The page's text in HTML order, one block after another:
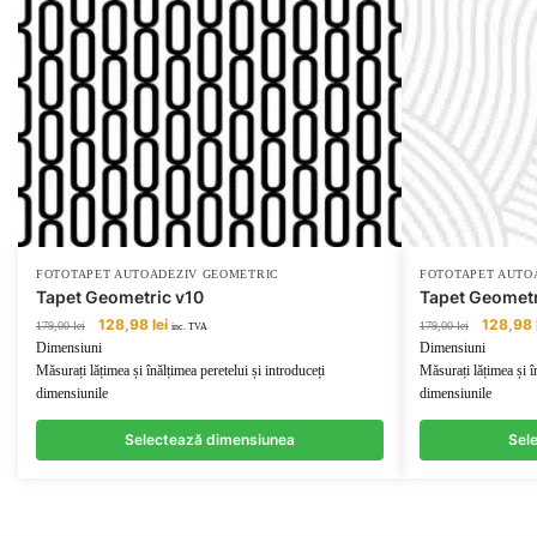
FOTOTAPET AUTOADEZIV GEOMETRIC
Tapet Geometric v10
179,00lei
Prețul
inițial
a
fost:
128,98 leiPrețul
este:
inc. TVA
Dimensiuni
Măsurați lățimea și înălțimea peretelui și introduceți
dimensiunile
Selectează dimensiunea
FOTOTAPET
Tapet
179,00lei
Prețul
inițial
a
fost:
128,98
Dimensiuni
Măsurați lățimea și
dimensiunile